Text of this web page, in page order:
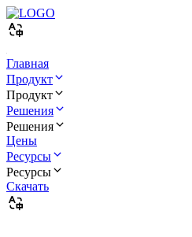
Главная
Продукт
Продукт
Решения
Решения
Цены
Ресурсы
Ресурсы
Скачать